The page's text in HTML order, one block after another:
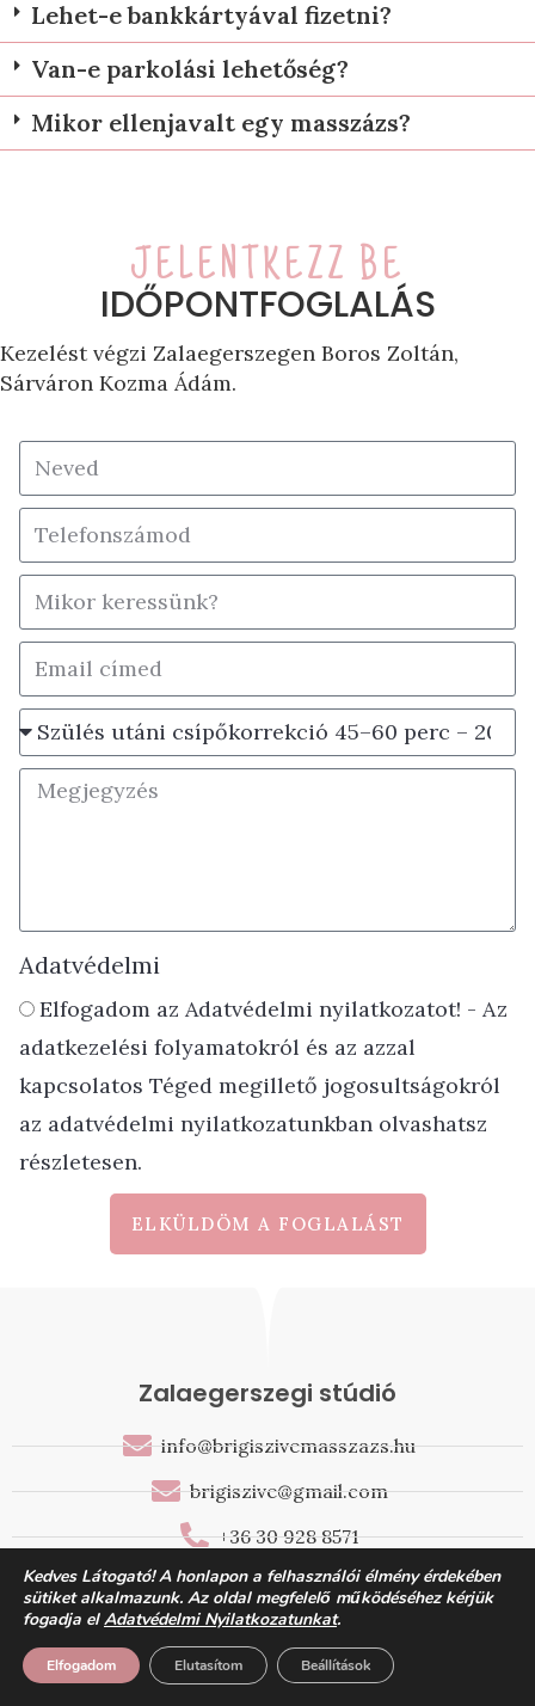
Lehet-e bankkártyával fizetni?
Van-e parkolási lehetőség?
Mikor ellenjavalt egy masszázs?
JELENTKEZZ BE
IDŐPONTFOGLALÁS
Kezelést végzi Zalaegerszegen Boros Zoltán,
Sárváron Kozma Ádám.
Adatvédelmi
Elfogadom az Adatvédelmi nyilatkozatot! - Az
adatkezelési folyamatokról és az azzal
kapcsolatos Téged megillető jogosultságokról
az adatvédelmi nyilatkozatunkban olvashatsz
részletesen.
ELKÜLDÖM A FOGLALÁST
Zalaegerszegi stúdió
info@brigiszivemasszazs.hu
brigiszive@gmail.com
+36 30 928 8571
8900 Zalaegerszeg, Ady Endre utca 31. - Iparosok
házában 1. emelet
Sárvári stúdió
brigiszive3@gmail.com
Kedves Látogató! A honlapon a felhasználói élmény érdekében
sütiket alkalmazunk. Az oldal megfelelő működéséhez kérjük
fogadja elAdatvédelmi Nyilatkozatunkat.
Elfogadom Elutasítom Beállítások